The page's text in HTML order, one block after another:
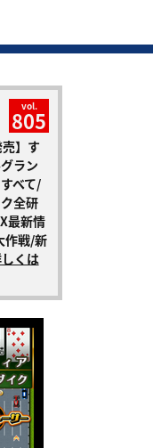
vol.
805
売】す
ラン
べて/
全研
最新情
作戦/新
くは